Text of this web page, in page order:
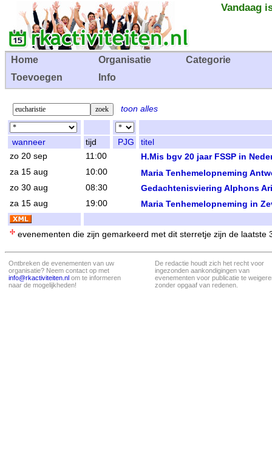
Vandaag
Home Organisatie
Categorie
Toevoegen
Info
toon alles
wanneer tijd PJG
titel
zo 20 sep
11:00 H.Mis bgv 20 jaar FSSP in
za 15 aug 10:00 Maria Tenhemelopneming
zo 30 aug 08:30 Gedachtenisviering Alphons
za 15 aug 19:00 Maria Tenhemelopneming in
evenementen die zijn gemarkeerd met dit sterretje zijn de laatste
Ontbreken de evenementen van uw
organisatie? Neem contact op met
info@rkactiviteiten.nl om te informeren
naar de mogelijkheden!
De redactie houdt zich het recht voor
ingezonden aankondigingen van
evenementen voor publicatie te
zonder opgaaf van redenen.